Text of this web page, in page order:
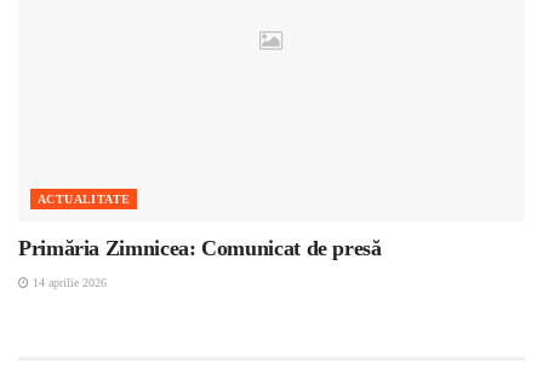
ACTUALITATE
Primăria Zimnicea: Comunicat de presă
14 aprilie 2026